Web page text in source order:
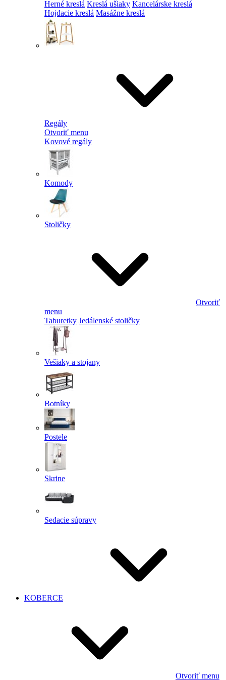
Herné kreslá Kreslá ušiaky Kancelárske kreslá
Hojdacie kreslá Masážne kreslá
Regály
Otvoriť menu
Kovové regály
Komody
Stoličky
Otvoriť
menu
Taburetky Jedálenské stoličky
Vešiaky a stojany
Botníky
Postele
Skrine
Sedacie súpravy
KOBERCE
Otvoriť menu